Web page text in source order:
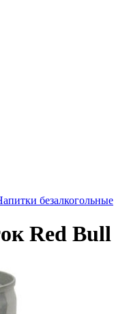
безалкогольные
Red Bull